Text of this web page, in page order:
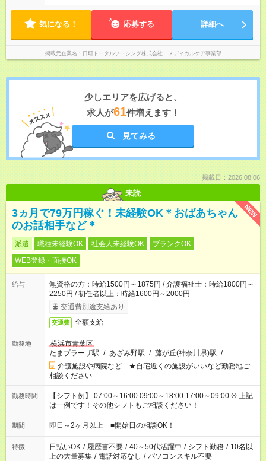
気になる！ 応募する 詳細へ
掲載元企業名 日研トータルソーシング株式会社 メディカルケア事業部
少しエリアを広げると、
求人が61件増えます！
見てみる
掲載日：2026.08.06
未読
NEW
3ヵ月で79万円稼ぐ！未経験OK＊おばあちゃん
のお話相手など＊
派遣 職種未経験OK 社会人未経験OK
ブランクOK
WEB登録・面接OK
給与
無資格の方：時給1500円～1875円 / 介護福祉士：時給1800円～
2250円 / 初任者以上：時給1600円～2000円
交通費別途支給あり
交通費 全額支給
勤務地
横浜市青葉区
たまプラーザ駅 / あざみ野駅 / 藤が丘(神奈川県)駅 / …
介護施設や病院など ★自宅近くの施設がいいなど勤務地ご
相談ください
勤務時間
【シフト例】 07:00～16:00 09:00～18:00 17:00～09:00 ※ 上記
は一例です！その他シフトもご相談ください！
期間 即日～2ヶ月以上 ■開始日の相談OK！
特徴 日払いOK / 履歴書不要 / 40～50代活躍中 / シフト勤務 / 10名以
上の大量募集 / 電話対応なし / パソコンスキル不要